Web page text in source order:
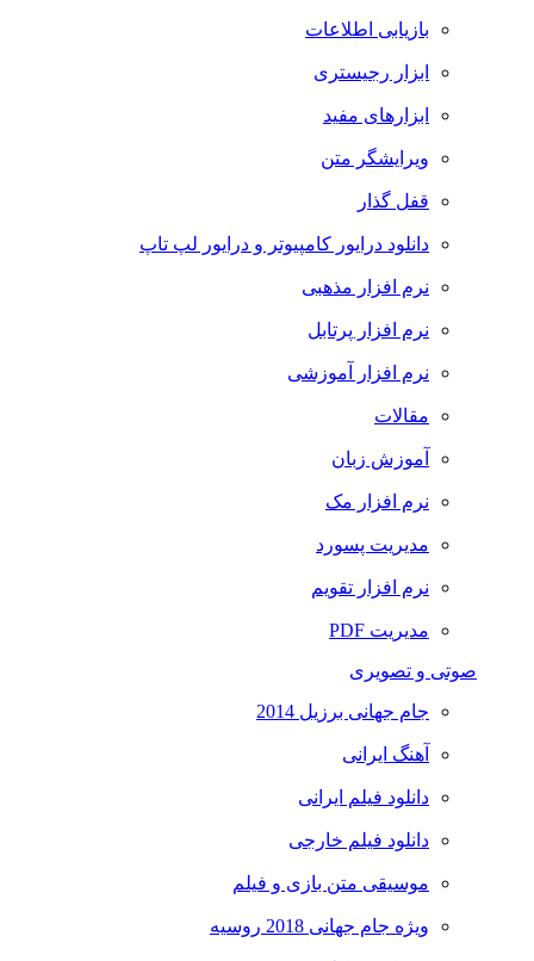
بازیابی اطلاعات
ابزار رجیستری
ابزارهای مفید
ویرایشگر متن
قفل گذار
دانلود درایور کامپیوتر و درایور لپ تاپ
نرم افزار مذهبی
نرم افزار پرتابل
نرم افزار آموزشی
مقالات
آموزش زبان
نرم افزار مک
مدیریت پسورد
نرم افزار تقویم
مدیریت PDF
صوتی و تصویری
جام جهانی برزیل 2014
آهنگ ایرانی
دانلود فیلم ایرانی
دانلود فیلم خارجی
موسیقی متن بازی و فیلم
ویژه جام جهانی 2018 روسیه